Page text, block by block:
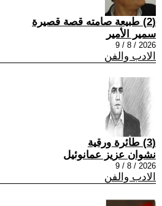
(2) طبيعة صامته قصة قصيرة
سمير الأمير
2026 / 8 / 9
الادب والفن
(3) طائرة ورقية
نشوان عزيز عمانوئيل
2026 / 8 / 9
الادب والفن